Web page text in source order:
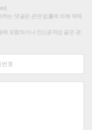
는 댓글은 관련 법률에 의해 제재
에 포함되거나 인신공격성 글은 관